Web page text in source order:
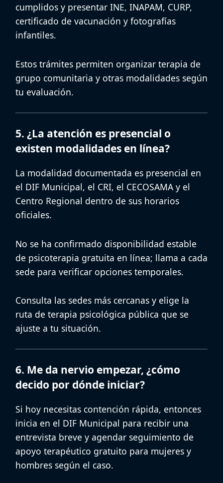
cumplidos y presentar INE, INAPAM, CURP,
certificado de vacunación y fotografías
infantiles.
Estos trámites permiten organizar terapia de
grupo comunitaria y otras modalidades según
tu evaluación.
5. ¿La atención es presencial o
existen modalidades en línea?
La modalidad documentada es presencial en
el DIF Municipal, el CRI, el CECOSAMA y el
Centro Regional dentro de sus horarios
oficiales.
No se ha confirmado disponibilidad estable
de psicoterapia gratuita en línea; llama a cada
sede para verificar opciones temporales.
Consulta las sedes más cercanas y elige la
ruta de terapia psicológica pública que se
ajuste a tu situación.
6. Me da nervio empezar, ¿cómo
decido por dónde iniciar?
Si hoy necesitas contención rápida, entonces
inicia en el DIF Municipal para recibir una
entrevista breve y agendar seguimiento de
apoyo terapéutico gratuito para mujeres y
hombres según el caso.